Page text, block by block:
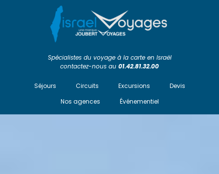
Spécialistes du voyage à la carte en Israël
contactez-nous au 01.42.81.32.00
Séjours Circuits Excursions
Devis
Nos agences
Événementiel